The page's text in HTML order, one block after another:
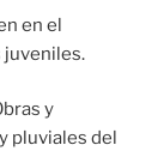
en el
y
pluviales del